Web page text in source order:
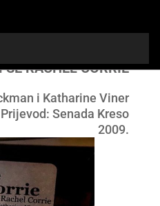
SE RACHEL CORRIE
i Katharine Viner
Prijevod: Senada Kreso
2009.